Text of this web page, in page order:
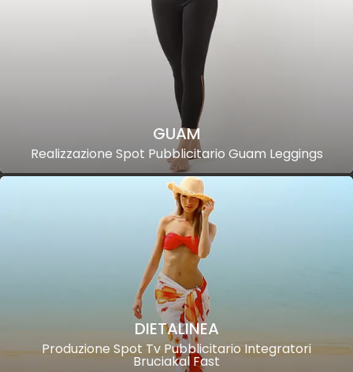
GUAM
Realizzazione Spot Pubblicitario Guam Leggings
DIETALINEA
Produzione Spot Tv Pubblicitario Integratori
Bruciakal Fast